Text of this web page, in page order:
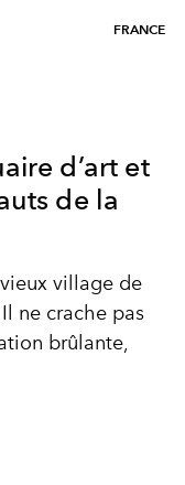
FRANCE
d’art et
de la
village de
ne crache pas
brûlante,